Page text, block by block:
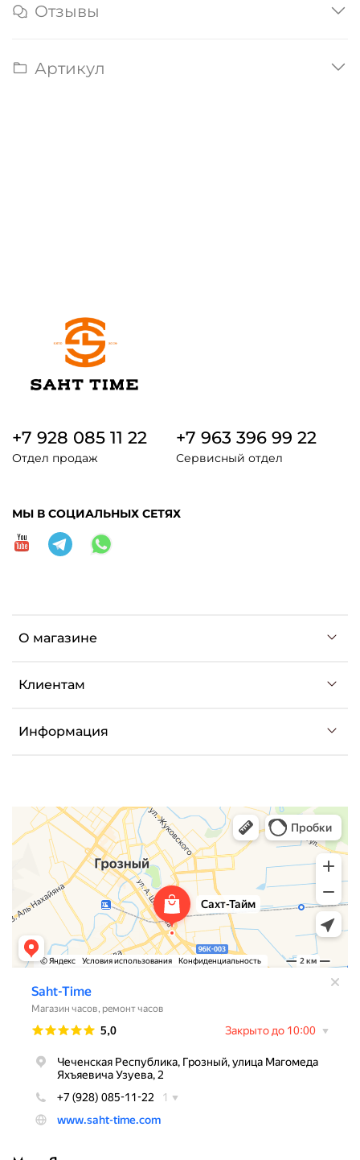
Отзывы
Артикул
О магазине
Клиентам
Информация
+7 928 085 11 22
Отдел продаж
+7 963 396 99 22
Сервисный отдел
МЫ В СОЦИАЛЬНЫХ СЕТЯХ